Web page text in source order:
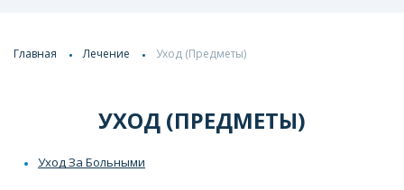
Главная Лечение Уход (Предметы)
УХОД (ПРЕДМЕТЫ)
Уход За Больными